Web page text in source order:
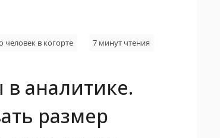
человек в когорте 7 минут чтения
аналитике.
размер